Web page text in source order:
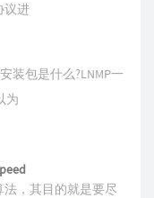
议进
装包是什么?LNMP一
为
法，其目的就是要尽